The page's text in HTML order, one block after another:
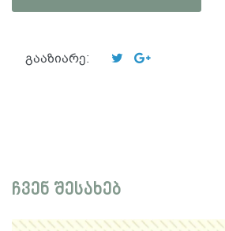
გააზიარე:
ჩვენ შესახებ